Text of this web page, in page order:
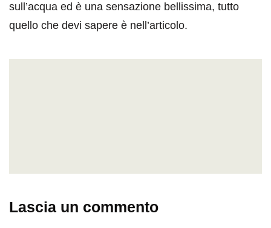
sull’acqua ed è una sensazione bellissima, tutto
quello che devi sapere è nell’articolo.
Lascia un commento